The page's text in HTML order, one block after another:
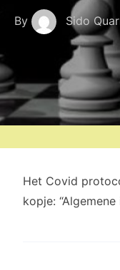
By Sido
Het Covid
kopje: